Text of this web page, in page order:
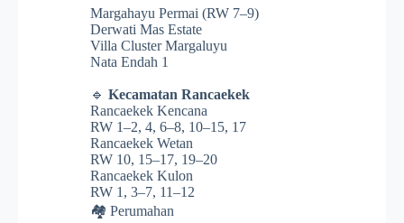
Margahayu Permai (RW 7–9)
Derwati Mas Estate
Villa Cluster Margaluyu
Nata Endah 1
🔹 Kecamatan Rancaekek
Rancaekek Kencana
RW 1–2, 4, 6–8, 10–15, 17
Rancaekek Wetan
RW 10, 15–17, 19–20
Rancaekek Kulon
RW 1, 3–7, 11–12
🏘️ Perumahan